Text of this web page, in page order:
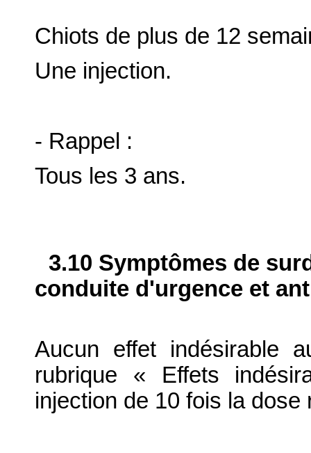
Chiots de plus de 12
Une injection.
- Rappel :
Tous les 3 ans.
3.10 Symptômes de
conduite d'urgence et
Aucun effet indésirable
rubrique « Effets
injection de 10 fois la dose